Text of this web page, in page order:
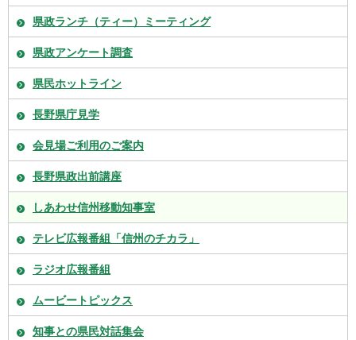
県政ランチ（ティー）ミーティング
県政アンケート調査
県民ホットライン
長野県庁見学
会見場ご利用のご案内
長野県政出前講座
しあわせ信州移動知事室
テレビ広報番組「信州のチカラ」
ラジオ広報番組
ムービートピックス
知事との県民対話集会